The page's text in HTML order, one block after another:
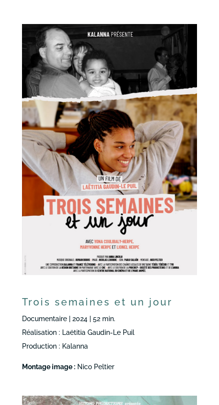
Trois semaines et un jour
Documentaire | 2024 | 52 min.
Réalisation : Laëtitia Gaudin-Le Puil
Production : Kalanna
Montage image :Nico Peltier